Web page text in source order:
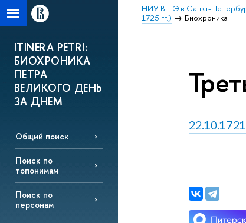
НИУ ВШЭ в Санкт-
1725 гг.)
Биохроника
ITINERA PETRI:
БИОХРОНИКА
ПЕТРА
ВЕЛИКОГО ДЕНЬ
ЗА ДНЕМ
Общий поиск
Поиск по
топонимам
Поиск по
персонам